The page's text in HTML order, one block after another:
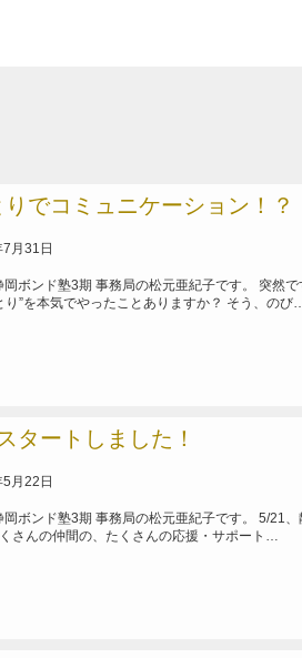
でコミュニケーション！？
月31日
ボンド塾3期 事務局の松元亜紀子です。 突然で
り”を本気でやったことありますか？ そう、のび
タートしました！
月22日
ボンド塾3期 事務局の松元亜紀子です。 5/21
さんの仲間の、たくさんの応援・サポート…